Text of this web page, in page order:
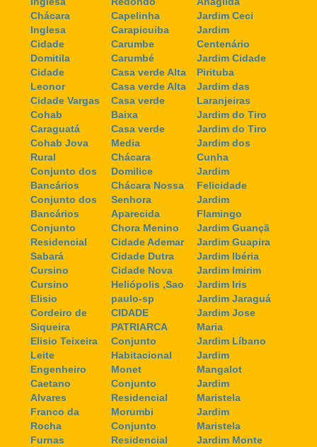
Chácara
Inglesa
Cidade
Domitila
Cidade
Leonor
Cidade Vargas
Cohab
Caraguatá
Cohab Jova
Rural
Conjunto dos
Bancários
Conjunto dos
Bancários
Conjunto
Residencial
Sabará
Cursino
Cursino
Elisio
Cordeiro de
Siqueira
Elisio Teixeira
Leite
Engenheiro
Caetano
Alvares
Franco da
Rocha
Furnas
Capelinha
Carapicuiba
Carumbe
Carumbé
Casa verde Alta
Casa verde Alta
Casa verde
Baixa
Casa verde
Media
Chácara
Domilice
Chácara Nossa
Senhora
Aparecida
Chora Menino
Cidade Ademar
Cidade Dutra
Cidade Nova
Heliópolis ,Sao
paulo-sp
CIDADE
PATRIARCA
Conjunto
Habitacional
Monet
Conjunto
Residencial
Morumbi
Conjunto
Residencial
Jardim Ceci
Jardim
Centenário
Jardim Cidade
Pirituba
Jardim das
Laranjeiras
Jardim do Tiro
Jardim do Tiro
Jardim dos
Cunha
Jardim
Felicidade
Jardim
Flamingo
Jardim Guançã
Jardim Guapira
Jardim Ibéria
Jardim Imirim
Jardim Iris
Jardim Jaraguá
Jardim Jose
Maria
Jardim Líbano
Jardim
Mangalot
Jardim
Maristela
Jardim
Maristela
Jardim Monte